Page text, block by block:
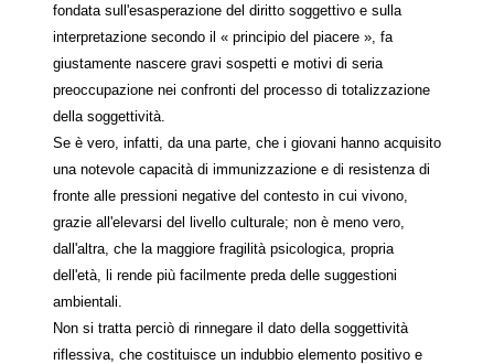
fondata sull'esasperazione del diritto soggettivo e sulla
interpretazione secondo il « principio del piacere », fa
giustamente nascere gravi sospetti e motivi di seria
preoccupazione nei confronti del processo di totalizzazione
della soggettività.
Se è vero, infatti, da una parte, che i giovani hanno acquisito
una notevole capacità di immunizzazione e di resistenza di
fronte alle pressioni negative del contesto in cui vivono,
grazie all'elevarsi del livello culturale; non è meno vero,
dall'altra, che la maggiore fragilità psicologica, propria
dell'età, li rende più facilmente preda delle suggestioni
ambientali.
Non si tratta perciò di rinnegare il dato della soggettività
riflessiva, che costituisce un indubbio elemento positivo e